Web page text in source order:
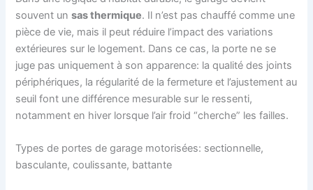
souvent unsas thermique. Il n’est pas chauffé comme une
pièce de vie, mais il peut réduire l’impact des variations
extérieures sur le logement. Dans ce cas, la porte ne se
juge pas uniquement à son apparence: la qualité des joints
périphériques, la régularité de la fermeture et l’ajustement au
seuil font une différence mesurable sur le ressenti,
notamment en hiver lorsque l’air froid “cherche” les failles.
Types de portes de garage motorisées: sectionnelle,
basculante, coulissante, battante